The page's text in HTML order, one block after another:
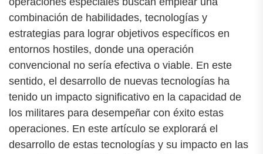
combinación de habilidades, tecnologías y
estrategias para lograr objetivos específicos en
entornos hostiles, donde una operación
convencional no sería efectiva o viable. En este
sentido, el desarrollo de nuevas tecnologías ha
tenido un impacto significativo en la capacidad de
los militares para desempeñar con éxito estas
operaciones. En este artículo se explorará el
desarrollo de estas tecnologías y su impacto en las